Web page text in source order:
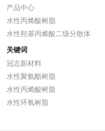
产品中心
水性丙烯酸树脂
水性羟基丙烯酸二级分散体
关键词
冠志新材料
水性聚氨酯树脂
水性丙烯酸树脂
水性环氧树脂